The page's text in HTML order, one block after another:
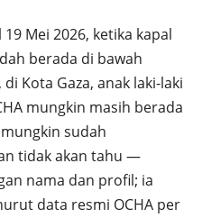
Mei 2026, ketika kapal
berada di bawah
Kota Gaza, anak laki-laki
mungkin masih berada
sudah
tidak akan tahu —
nama dan profil; ia
data resmi OCHA per